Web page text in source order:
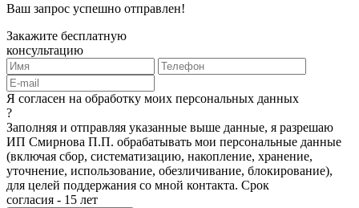
Ваш запрос успешно отправлен!
Закажите бесплатную
консультацию
Я согласен на обработку моих персональных данных
?
Заполняя и отправляя указанные выше данные, я разрешаю
ИП Смирнова П.П. обрабатывать мои персональные данные
(включая сбор, систематизацию, накопление, хранение,
уточнение, использование, обезличивание, блокирование),
для целей поддержания со мной контакта. Срок
согласия - 15 лет